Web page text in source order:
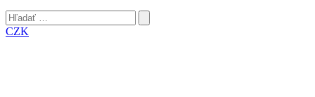
Hľadať:
Odoslať
CZK